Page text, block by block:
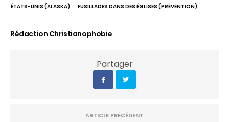
ÉTATS-UNIS (ALASKA)
FUSILLADES DANS DES ÉGLISES (PRÉVENTION)
Rédaction Christianophobie
Partager
ARTICLE PRÉCÉDENT